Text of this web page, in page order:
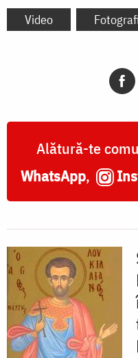
Video
Alătură-te
WhatsApp,